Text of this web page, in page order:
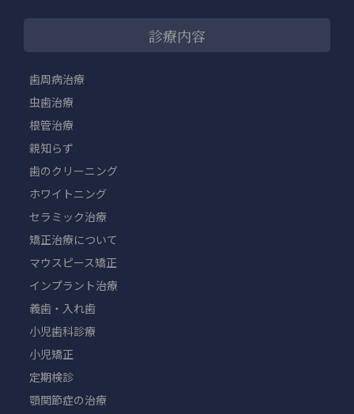
診療内容
歯周病治療
虫歯治療
根管治療
親知らず
歯のクリーニング
ホワイトニング
セラミック治療
矯正治療について
マウスピース矯正
インプラント治療
義歯・入れ歯
小児歯科診療
小児矯正
定期検診
顎関節症の治療